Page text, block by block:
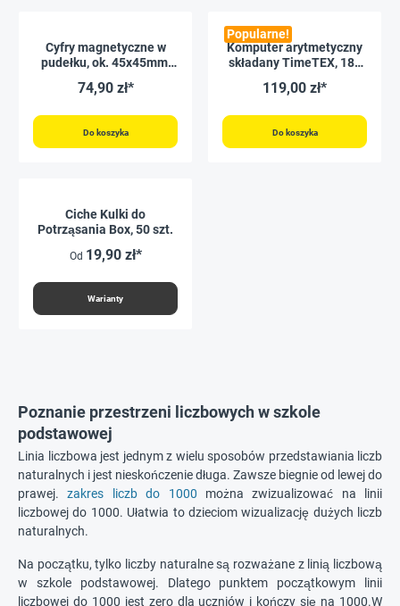
Cyfry magnetyczne w
pudełku, ok. 45x45mm,
74,90 zł*
Do koszyka
Popularne!
Komputer arytmetyczny
składany TimeTEX, 189
magnetyczny
119,00 zł*
Do koszyka
Ciche Kulki do
Potrząsania Box, 50 szt.
Od 19,90 zł*
Warianty
Poznanie przestrzeni liczbowych w szkole
podstawowej
Linia liczbowa jest jednym z wielu sposobów przedstawiania liczb
naturalnych i jest nieskończenie długa. Zawsze biegnie od lewej do
prawej.zakres liczb do 1000 można zwizualizować na linii
liczbowej do 1000. Ułatwia to dzieciom wizualizację dużych liczb
naturalnych.
Na początku, tylko liczby naturalne są rozważane z linią liczbową
w szkole podstawowej. Dlatego punktem początkowym linii
liczbowej do 1000 jest zero dla uczniów i kończy się na 1000.W